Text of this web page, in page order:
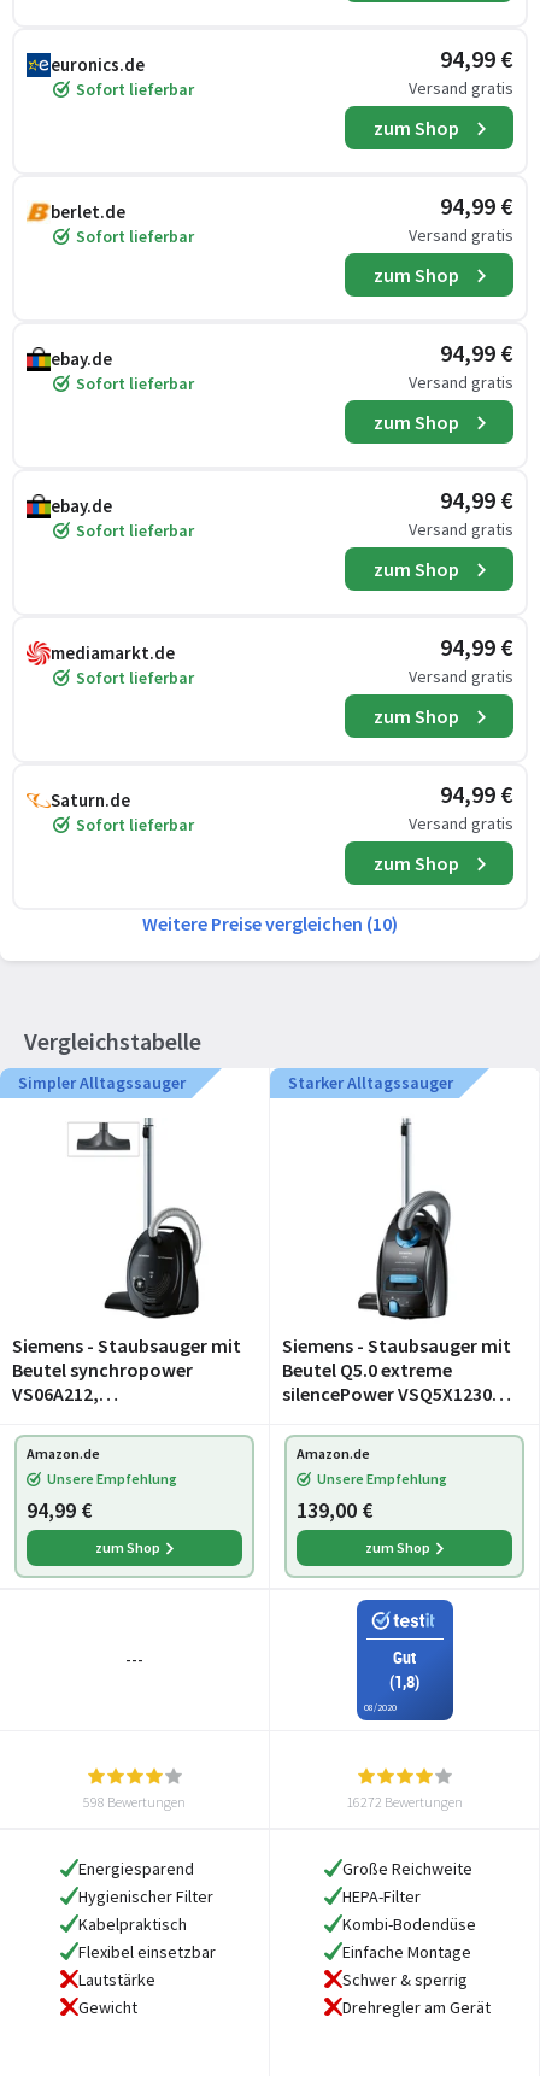
euronics.de
Sofort lieferbar
94,99 €
Versand gratis
zum Shop
berlet.de
Sofort lieferbar
94,99 €
Versand gratis
zum Shop
ebay.de
Sofort lieferbar
94,99 €
Versand gratis
zum Shop
ebay.de
Sofort lieferbar
94,99 €
Versand gratis
zum Shop
mediamarkt.de
Sofort lieferbar
94,99 €
Versand gratis
zum Shop
Saturn.de
Sofort lieferbar
94,99 €
Versand gratis
zum Shop
Weitere Preise vergleichen (10)
Vergleichstabelle
Simpler Alltagssauger
Siemens - Staubsauger mit
Beutel synchropower
VS06A212,
Hygiene-Filter, Bodendüse
für Parkett, Teppich,
Fliesen, starke
Saugleistung, langes K
Starker Alltagssauger
Siemens - Staubsauger mit
Beutel Q5.0 extreme
silencePower VSQ5X1230,
Hygiene-Filter, starke
Saugleistung, Bodendüse
für Parkett, Teppich,
Amazon.de
Unsere Empfehlung
94,99 €
zum Shop
Amazon.de
Unsere Empfehlung
139,00 €
zum Shop
---
Gut
(1,8)
08/2020
598 Bewertungen 16272 Bewertungen
Energiesparend
Hygienischer Filter
Kabelpraktisch
Flexibel einsetzbar
Lautstärke
Gewicht
Große Reichweite
HEPA-Filter
Kombi-Bodendüse
Einfache Montage
Schwer & sperrig
Drehregler am Gerät